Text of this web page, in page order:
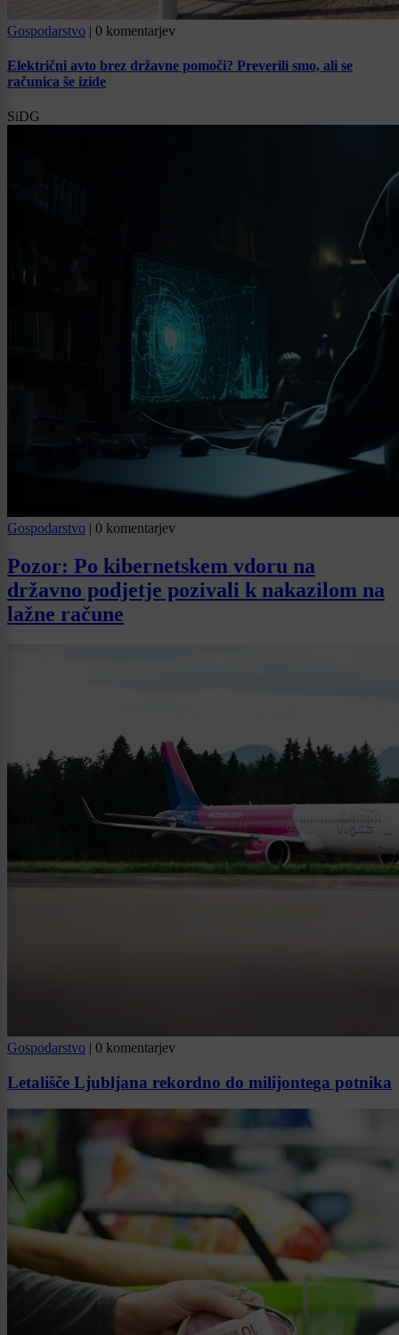
Gospodarstvo | 0 komentarjev
Električni avto brez državne pomoči? Preverili smo, ali se
računica še izide
SiDG
Gospodarstvo | 0 komentarjev
Pozor: Po kibernetskem vdoru na
državno podjetje pozivali k nakazilom na
lažne račune
Gospodarstvo | 0 komentarjev
Letališče Ljubljana rekordno do milijontega potnika